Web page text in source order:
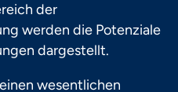
der
werden die Potenziale
dargestellt.
wesentlichen